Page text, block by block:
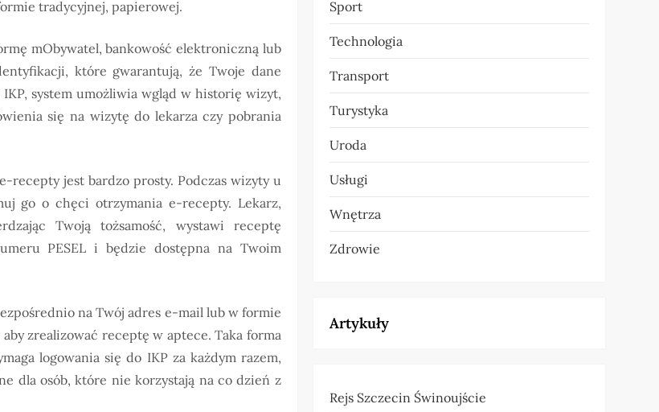
tradycyjnej, papierowej.
mObywatel, bankowość elektroniczną lub
które gwarantują, że Twoje dane
system umożliwia wgląd w historię wizyt,
się na wizytę do lekarza czy pobrania
recepty jest bardzo prosty. Podczas wizyty u
go o chęci otrzymania e-recepty. Lekarz,
Twoją tożsamość, wystawi receptę
PESEL i będzie dostępna na Twoim
na Twój adres e-mail lub w formie
zrealizować receptę w aptece. Taka forma
logowania się do IKP za każdym razem,
dla osób, które nie korzystają na co dzień z
Sport
Technologia
Transport
Turystyka
Uroda
Usługi
Wnętrza
Zdrowie
Artykuły
Rejs Szczecin Świnoujście